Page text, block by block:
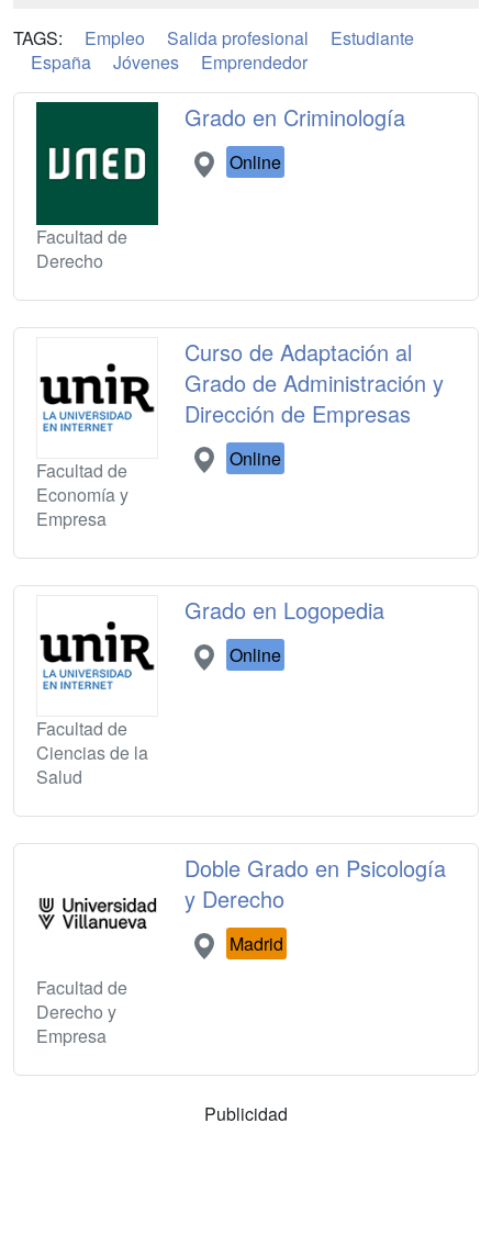
TAGS: Empleo Salida profesional
Estudiante
España
Jóvenes Emprendedor
Facultad de
Derecho
Grado en Criminología
Online
Facultad de
Economía y
Empresa
Curso de Adaptación al
Grado de Administración y
Dirección de Empresas
Online
Facultad de
Ciencias de la
Salud
Grado en Logopedia
Online
Facultad de
Derecho y
Empresa
Doble Grado en Psicología
y Derecho
Madrid
Publicidad